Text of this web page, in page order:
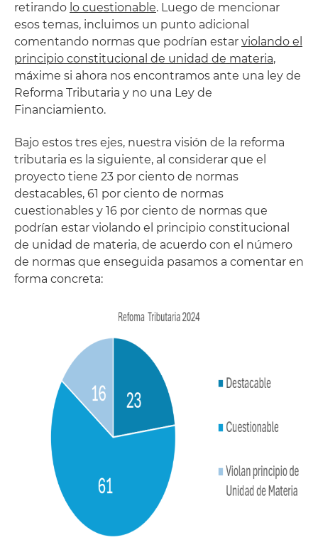
retirando lo cuestionable. Luego de mencionar
esos temas, incluimos un punto adicional
comentando normas que podrían estar violando el
principio constitucional de unidad de materia,
máxime si ahora nos encontramos ante una ley de
Reforma Tributaria y no una Ley de
Financiamiento.
Bajo estos tres ejes, nuestra visión de la reforma
tributaria es la siguiente, al considerar que el
proyecto tiene 23 por ciento de normas
destacables, 61 por ciento de normas
cuestionables y 16 por ciento de normas que
podrían estar violando el principio constitucional
de unidad de materia, de acuerdo con el número
de normas que enseguida pasamos a comentar en
forma concreta: